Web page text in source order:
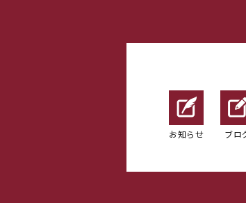
お知らせ ブロ